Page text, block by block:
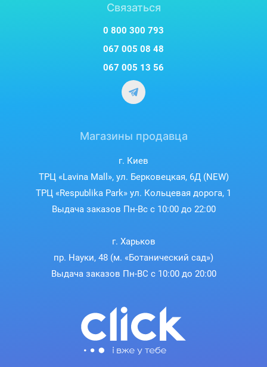
Связаться
0 800 300 793
067 005 08 48
067 005 13 56
Магазины продавца
г. Киев
ТРЦ «Lavina Mall», ул. Берковецкая, 6Д (NEW)
ТРЦ «Respublika Park» ул. Кольцевая дорога, 1
Выдача заказов Пн-Вс с 10:00 до 22:00
г. Харьков
пр. Науки, 48 (м. «Ботанический сад»)
Выдача заказов Пн-ВС с 10:00 до 20:00